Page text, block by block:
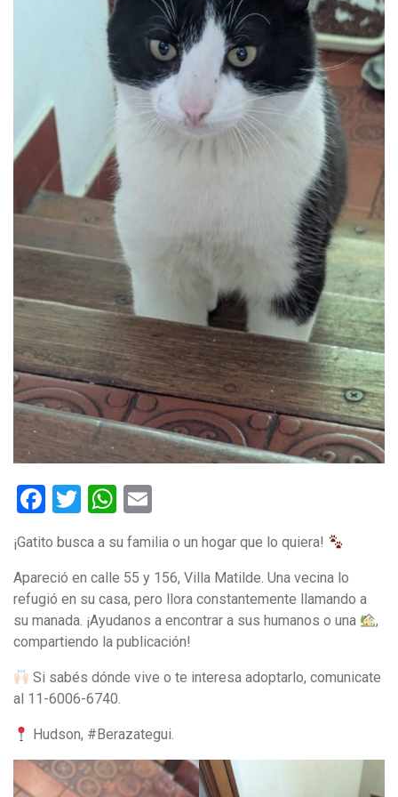
Facebook
TwitterWhatsApp
¡Gatito busca a su familia o un hogar que lo quiera!
Apareció en calle 55 y 156, Villa Matilde. Una vecina lo
refugió en su casa, pero llora constantemente llamando a
su manada. ¡Ayudanos a encontrar a sus humanos o una
,
compartiendo la publicación!
Si sabés dónde vive o te interesa adoptarlo, comunicate
al 11-6006-6740.
Hudson, #Berazategui.